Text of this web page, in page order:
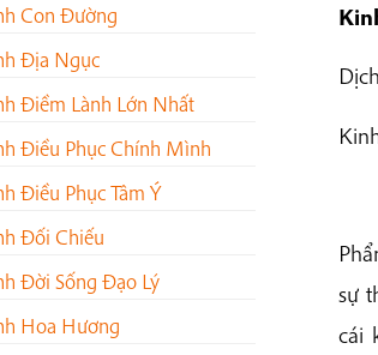
Con Đường
Địa Ngục
Điềm Lành Lớn Nhất
Điều Phục Chính Mình
Điều Phục Tâm Ý
Đối Chiếu
Đời Sống Đạo Lý
Hoa Hương
sự
cái